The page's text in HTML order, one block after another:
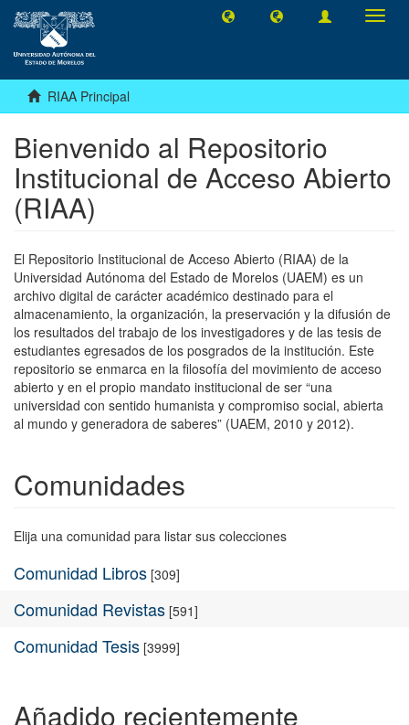
RIAA Principal
Bienvenido al Repositorio
Institucional de Acceso Abierto
(RIAA)
El Repositorio Institucional de Acceso Abierto (RIAA) de la
Universidad Autónoma del Estado de Morelos (UAEM) es un
archivo digital de carácter académico destinado para el
almacenamiento, la organización, la preservación y la difusión de
los resultados del trabajo de los investigadores y de las tesis de
estudiantes egresados de los posgrados de la institución. Este
repositorio se enmarca en la filosofía del movimiento de acceso
abierto y en el propio mandato institucional de ser “una
universidad con sentido humanista y compromiso social, abierta
al mundo y generadora de saberes” (UAEM, 2010 y 2012).
Comunidades
Elija una comunidad para listar sus colecciones
Comunidad Libros [309]
Comunidad Revistas [591]
Comunidad Tesis [3999]
Añadido recientemente